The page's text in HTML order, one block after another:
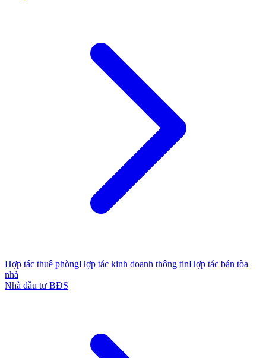
Hợp tác thuê phòngHợp tác kinh doanh thông tinHợp tác bán tòa
nhà
Nhà đầu tư BĐS